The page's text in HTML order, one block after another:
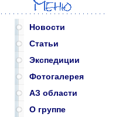
Новости
Статьи
Экспедиции
Фотогалерея
АЗ области
О группе